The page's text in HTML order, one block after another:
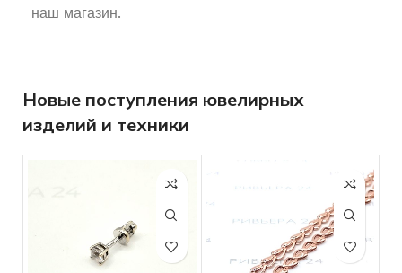
наш магазин.
Новые поступления ювелирных
изделий и техники